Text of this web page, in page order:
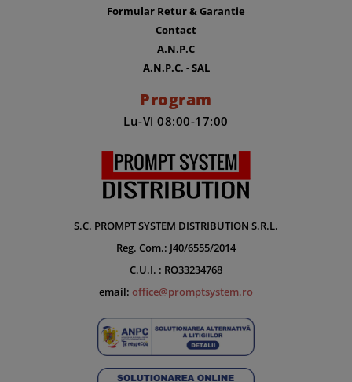
Formular Retur & Garantie
Contact
A.N.P.C
A.N.P.C. - SAL
Program
Lu-Vi 08:00-17:00
S.C. PROMPT SYSTEM DISTRIBUTION S.R.L.
Reg. Com.: J40/6555/2014
C.U.I. : RO33234768
email: office@promptsystem.ro